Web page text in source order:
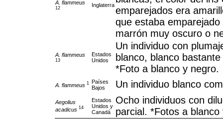
A. flammeus
12 Inglaterraemparejados era
que estaba
marrón muy oscuro o
A. flammeus
13
Estados
Unidos
Un individuo con
blanco, blanco
*Foto a blanco y negro.
A. flammeus 1
Países
Bajos
Un individuo blanco
Aegolius
acadicus 14
Estados
Unidos y
Canadá
Ocho individuos con
parcial. *Fotos a blanco